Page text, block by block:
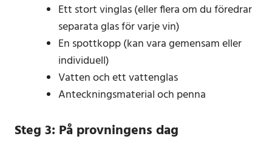
Ett stort vinglas (eller flera om du föredrar
separata glas för varje vin)
En spottkopp (kan vara gemensam eller
individuell)
Vatten och ett vattenglas
Anteckningsmaterial och penna
Steg 3: På provningens dag